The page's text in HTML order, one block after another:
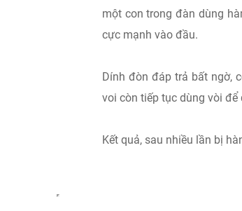
một con trong đàn dùng
cực mạnh vào đầu.
Dính đòn đáp trả bất ngờ,
voi còn tiếp tục dùng vòi
Kết quả, sau nhiều lần bị